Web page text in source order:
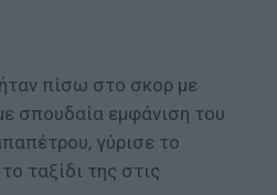
πίσω στο σκορ με
σπουδαία εμφάνιση του
γύρισε το
ταξίδι της στις